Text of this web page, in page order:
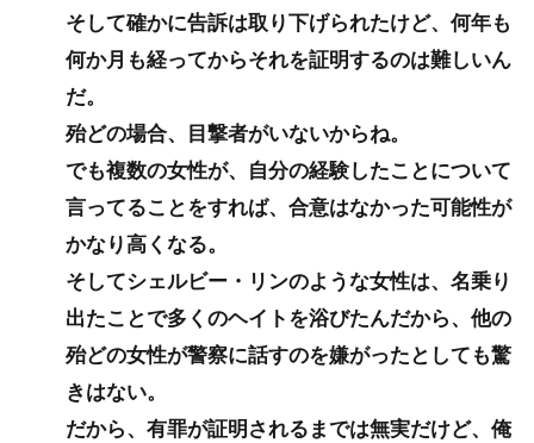
そして確かに告訴は取り下げられたけど、何年も
何か月も経ってからそれを証明するのは難しいん
だ。
殆どの場合、目撃者がいないからね。
でも複数の女性が、自分の経験したことについて
言ってることをすれば、合意はなかった可能性が
かなり高くなる。
そしてシェルビー・リンのような女性は、名乗り
出たことで多くのヘイトを浴びたんだから、他の
殆どの女性が警察に話すのを嫌がったとしても驚
きはない。
だから、有罪が証明されるまでは無実だけど、俺